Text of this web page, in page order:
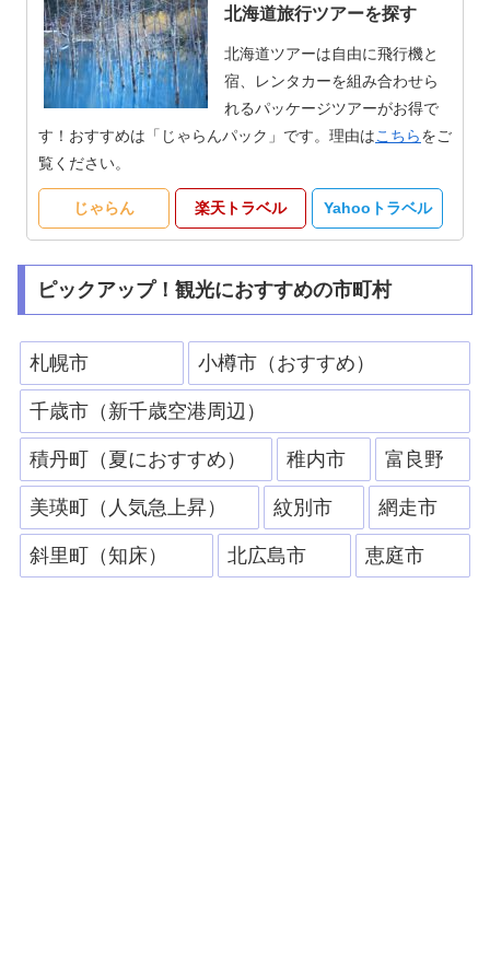
北海道旅行ツアーを探す
北海道ツアーは自由に飛行機と
宿、レンタカーを組み合わせら
れるパッケージツアーがお得で
す！おすすめは「じゃらんパック」です。理由はこちらをご
覧ください。
じゃらん 楽天トラベル Yahooトラベル
ピックアップ！観光におすすめの市町村
札幌市 小樽市（おすすめ）
千歳市（新千歳空港周辺）
積丹町（夏におすすめ） 稚内市 富良野
美瑛町（人気急上昇） 紋別市 網走市
斜里町（知床） 北広島市 恵庭市